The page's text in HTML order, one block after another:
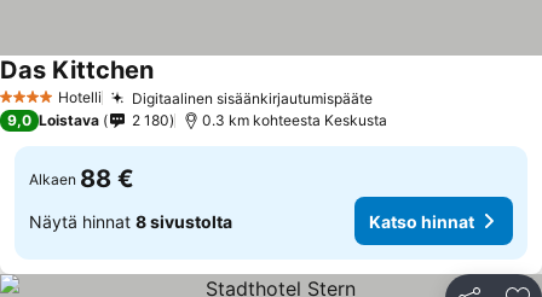
4 Tähtiluokitus
Hotelli Digitaalinen sisäänkirjautumispääteKatso hinnat
Das KittchenKatso hinnat
9,0 Loistava 2 180 0.3 km kohteesta Keskusta
Alkaen 88 €
Näytä hinnat 8 sivustolta Katso hinnat